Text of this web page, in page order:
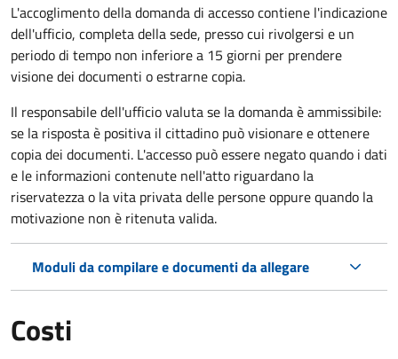
L'accoglimento della domanda di accesso contiene l'indicazione
dell'ufficio, completa della sede, presso cui rivolgersi e un
periodo di tempo non inferiore a 15 giorni per prendere
visione dei documenti o estrarne copia.
Il responsabile dell'ufficio valuta se la domanda è ammissibile:
se la risposta è positiva il cittadino può visionare e ottenere
copia dei documenti. L'accesso può essere negato quando i dati
e le informazioni contenute nell'atto riguardano la
riservatezza o la vita privata delle persone oppure quando la
motivazione non è ritenuta valida.
Moduli da compilare e documenti da allegare
Costi